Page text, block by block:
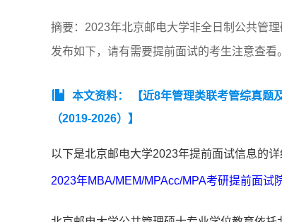
摘要：2023年北京邮电大学非全日制公共管
发布如下，请有需要提前面试的考生注意查看。
本文资料： 【近8年管理类联考管综真题
（2019-2026）】
以下是北京邮电大学2023年提前面试信息的
2023年MBA/MEM/MPAcc/MPA考研提前面试